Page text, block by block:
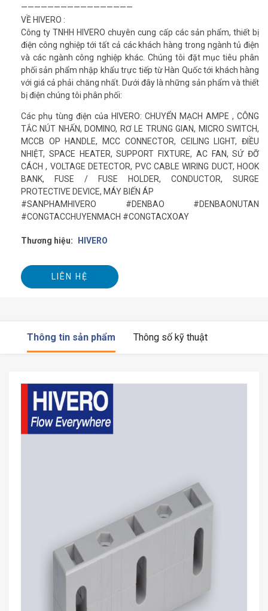
—————————————————
VỀ HIVERO :
Công ty TNHH HIVERO chuyên cung cấp các sản phẩm, thiết bị
điện công nghiệp tới tất cả các khách hàng trong ngành tủ điện
và các ngành công nghiệp khác. Chúng tôi đặt mục tiêu phân
phối sản phẩm nhập khẩu trực tiếp từ Hàn Quốc tới khách hàng
với giá cả phải chăng nhất. Dưới đây là những sản phẩm và thiết
bị điện chúng tôi phân phối:
Các phụ tùng điện của HIVERO: CHUYỂN MẠCH AMPE , CÔNG
TẮC NÚT NHẤN, DOMINO, RƠ LE TRUNG GIAN, MICRO SWITCH,
MCCB OP HANDLE, MCC CONNECTOR, CEILING LIGHT, ĐIỀU
NHIỆT, SPACE HEATER, SUPPORT FIXTURE, AC FAN, SỨ ĐỠ
CÁCH , VOLTAGE DETECTOR, PVC CABLE WIRING DUCT, HOOK
BANK, FUSE / FUSE HOLDER, CONDUCTOR, SURGE
PROTECTIVE DEVICE, MÁY BIẾN ÁP
#SANPHAMHIVERO #DENBAO #DENBAONUTAN
#CONGTACCHUYENMACH #CONGTACXOAY
Thương hiệu: HIVERO
LIÊN HỆ
Thông tin sản phẩm Thông số kỹ thuật